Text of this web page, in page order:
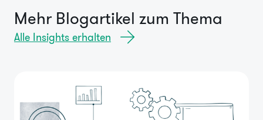
Mehr Blogartikel zum Thema
Alle Insights erhalten